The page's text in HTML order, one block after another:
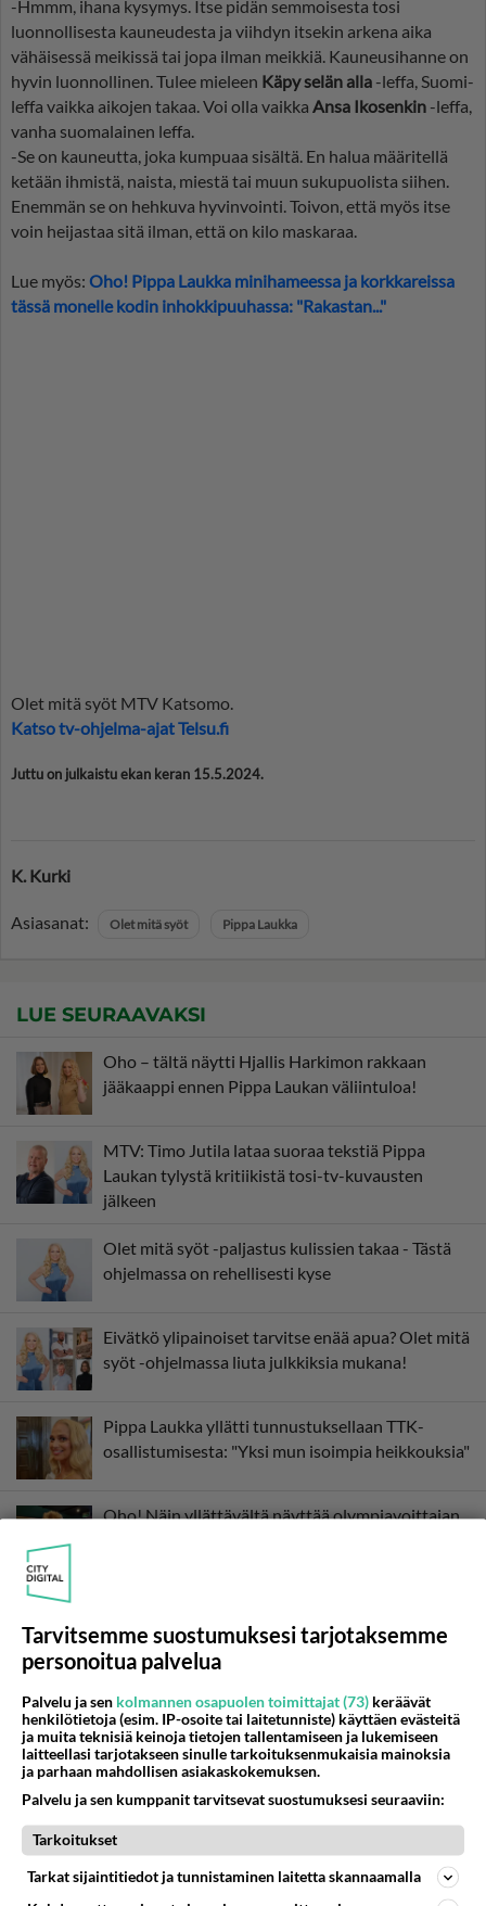
-Hmmm, ihana kysymys. Itse pidän semmoisesta tosi
luonnollisesta kauneudesta ja viihdyn itsekin arkena aika
vähäisessä meikissä tai jopa ilman meikkiä. Kauneusihanne on
hyvin luonnollinen. Tulee mieleen Käpy selän alla -leffa, Suomi-
leffa vaikka aikojen takaa. Voi olla vaikka Ansa Ikosenkin -leffa,
vanha suomalainen leffa.
-Se on kauneutta, joka kumpuaa sisältä. En halua määritellä
ketään ihmistä, naista, miestä tai muun sukupuolista siihen.
Enemmän se on hehkuva hyvinvointi. Toivon, että myös itse
voin heijastaa sitä ilman, että on kilo maskaraa.
Lue myös: Oho! Pippa Laukka minihameessa ja korkkareissa
tässä monelle kodin inhokkipuuhassa: "Rakastan..."
Olet mitä syöt MTV Katsomo.
Katso tv-ohjelma-ajat Telsu.fi
Juttu on julkaistu ekan keran 15.5.2024.
K. Kurki
Asiasanat: Olet mitä syöt Pippa Laukka
LUE SEURAAVAKSI
Oho – tältä näytti Hjallis Harkimon rakkaan
jääkaappi ennen Pippa Laukan väliintuloa!
MTV: Timo Jutila lataa suoraa tekstiä Pippa
Laukan tylystä kritiikistä tosi-tv-kuvausten
jälkeen
Olet mitä syöt -paljastus kulissien takaa - Tästä
ohjelmassa on rehellisesti kyse
Eivätkö ylipainoiset tarvitse enää apua? Olet mitä
syöt -ohjelmassa liuta julkkiksia mukana!
Pippa Laukka yllätti tunnustuksellaan TTK-
osallistumisesta: "Yksi mun isoimpia heikkouksia"
Oho! Näin yllättävältä näyttää olympiavoittajan
Tarvitsemme suostumuksesi tarjotaksemme
personoitua palvelua
Palvelu ja sen kolmannen osapuolen toimittajat (73) keräävät
henkilötietoja (esim. IP-osoite tai laitetunniste) käyttäen evästeitä
ja muita teknisiä keinoja tietojen tallentamiseen ja lukemiseen
laitteellasi tarjotakseen sinulle tarkoituksenmukaisia mainoksia
ja parhaan mahdollisen asiakaskokemuksen.
Palvelu ja sen kumppanit tarvitsevat suostumuksesi seuraaviin:
Tarkoitukset
Tarkat sijaintitiedot ja tunnistaminen laitetta skannaamalla